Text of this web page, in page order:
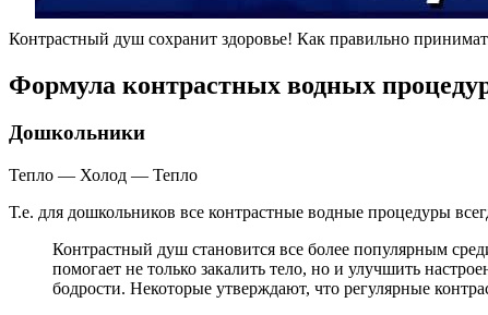
Контрастный душ сохранит здоровье! Как правильно
Формула контрастных водных
Дошкольники
Тепло — Холод — Тепло
Т.е. для дошкольников все контрастные водные процедуры
Контрастный душ становится все более популярным
помогает не только закалить тело, но и улучшить
бодрости. Некоторые утверждают, что регулярные